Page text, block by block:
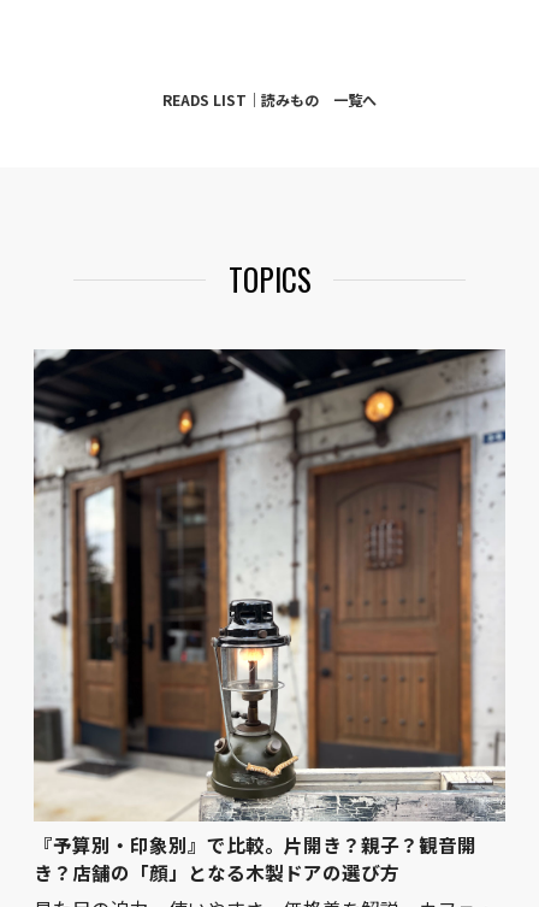
READS LIST｜読みもの 一覧へ
TOPICS
『予算別・印象別』で比較。片開き？親子？観音開
き？店舗の「顔」となる木製ドアの選び方